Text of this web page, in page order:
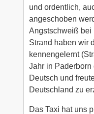
und ordentlich,
angeschoben
Angstschweiß bei
Strand haben wir
kennengelernt
Jahr in Paderborn
Deutsch und
Deutschland zu
Das Taxi hat uns